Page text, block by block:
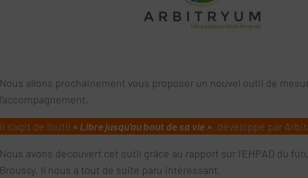
Nous allons prochainement vous proposer un nouvel outil de
l’accompagnement.
Il s’agit de l’outil « Libre jusqu’au bout de sa vie », développé par
Nous avons découvert cet outil grâce au rapport sur l’EHPAD du
Broussy. Il nous a tout de suite paru intéressant.